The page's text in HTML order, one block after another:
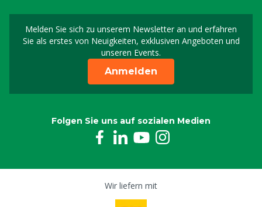
Melden Sie sich zu unserem Newsletter an und erfahren
Sie als erstes von Neuigkeiten, exklusiven Angeboten und
unseren Events.
Melden Sie sich für
Anmelden
Folgen Sie uns auf sozialen Medien
Wir liefern mit